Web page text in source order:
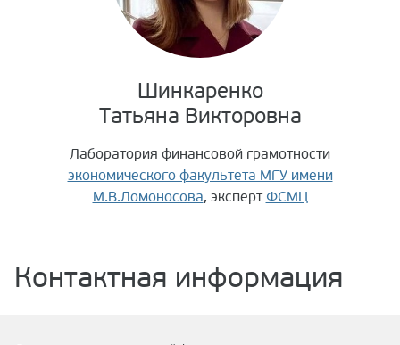
Шинкаренко
Татьяна Викторовна
Лаборатория финансовой грамотности
экономического факультета МГУ имени
М.В.Ломоносова, эксперт ФСМЦ
Контактная информация